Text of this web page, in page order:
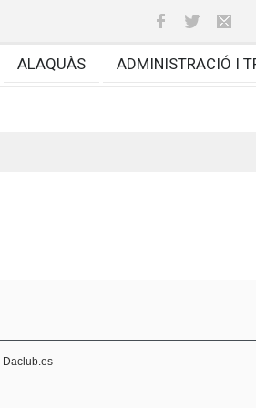
ALAQUÀS ADMINISTRACIÓ I
Daclub.es